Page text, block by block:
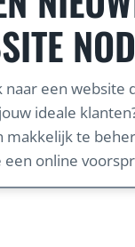
naar een website
ideale
makkelijk te
een online